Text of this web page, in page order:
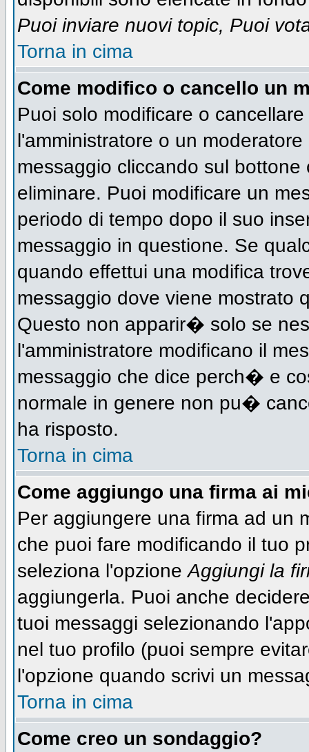
Puoi inviare nuovi topic, Puoi
Torna in cima
Come modifico o cancello un
Puoi solo modificare o
l'amministratore o un
messaggio cliccando sul
eliminare. Puoi modificare un
periodo di tempo dopo il suo
messaggio in questione. Se
quando effettui una modifica
messaggio dove viene mostrato
Questo non apparir� solo se
l'amministratore modificano il
messaggio che dice perch� e
normale in genere non pu�
ha risposto.
Torna in cima
Come aggiungo una firma ai
Per aggiungere una firma ad un
che puoi fare modificando il tuo
seleziona l'opzioneAggiungi la
aggiungerla. Puoi anche
tuoi messaggi selezionando
nel tuo profilo (puoi sempre
l'opzione quando scrivi un
Torna in cima
Come creo un sondaggio?